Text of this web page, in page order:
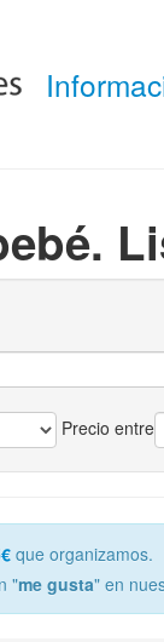
Precio entre
que organizamos.
"me gusta" en